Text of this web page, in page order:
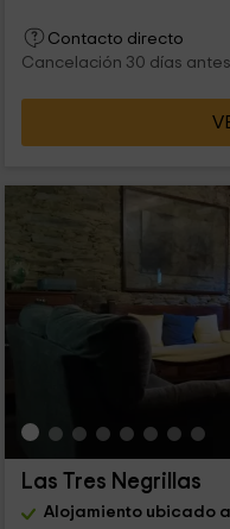
Contacto directo
Cancelación 30 días antes
Las Tres Negrillas
Alojamiento ubicado